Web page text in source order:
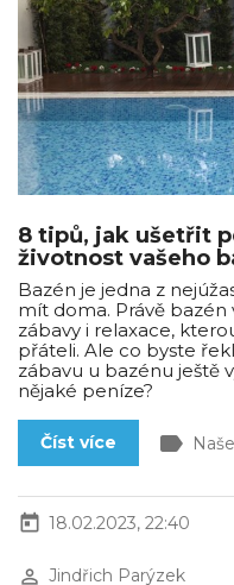
8 tipů, jak ušetřit
životnost vašeho
Bazén je jedna z
mít doma. Právě
zábavy i relaxace,
přáteli. Ale co byste
zábavu u bazénu ještě
nějaké peníze?
Číst více label
today 18.02.2023, 22:40
perm_identity Jindřich Parýzek